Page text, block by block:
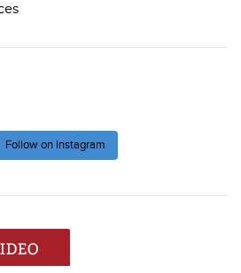
Follow on Instagram